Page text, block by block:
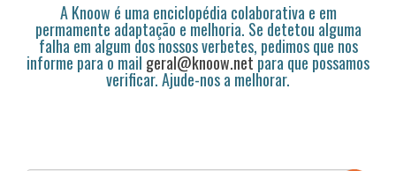
A Knoow é uma enciclopédia colaborativa e em
permamente adaptação e melhoria. Se detetou alguma
falha em algum dos nossos verbetes, pedimos que nos
informe para o mail geral@knoow.netpara que possamos
verificar. Ajude-nos a melhorar.